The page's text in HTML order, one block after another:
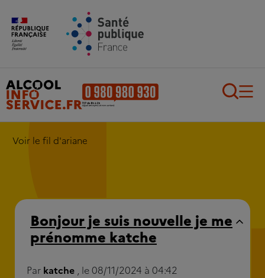
Aller au contenu principal
Voir le fil d'ariane
Bonjour je suis nouvelle je me
prénomme katche
Par katche , le 08/11/2024 à 04:42